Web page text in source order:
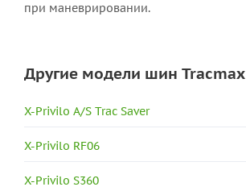
при маневрировании.
Другие модели шин Tracmax
X-Privilo A/S Trac Saver
X-Privilo RF06
X-Privilo S360